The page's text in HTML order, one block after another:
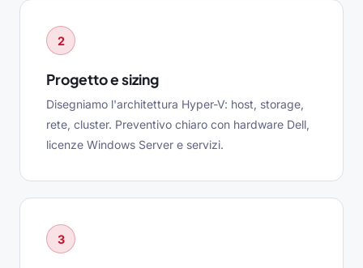
2
Progetto e sizing
Disegniamo l'architettura Hyper-V: host, storage,
rete, cluster. Preventivo chiaro con hardware Dell,
licenze Windows Server e servizi.
3